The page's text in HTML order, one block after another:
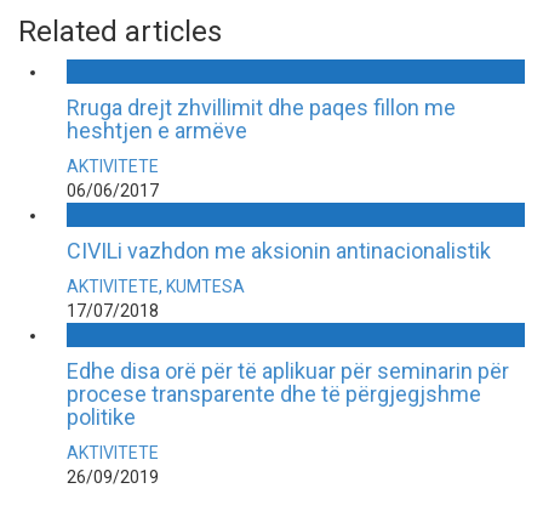
Related articles
Rruga drejt zhvillimit dhe paqes fillon me
heshtjen e armëve
AKTIVITETE
06/06/2017
CIVILi vazhdon me aksionin antinacionalistik
AKTIVITETE, KUMTESA
17/07/2018
Edhe disa orë për të aplikuar për seminarin për
procese transparente dhe të përgjegjshme
politike
AKTIVITETE
26/09/2019